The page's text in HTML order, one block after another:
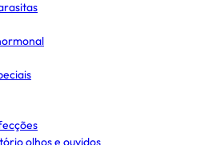
olhos e ouvidos